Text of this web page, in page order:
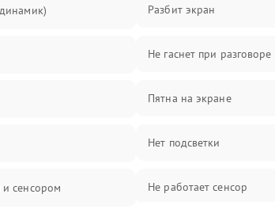
сенсором
Разбит экран
Не гаснет при разговоре
Пятна на экране
Нет подсветки
Не работает сенсор